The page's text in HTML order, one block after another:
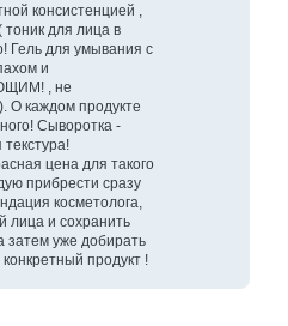
консистенцией ,
для лица в
Гель для умывания с
и
, не
каждом продукте
Сыворотка -
цена для такого
прибрести сразу
косметолога,
лица и сохранить
затем уже добирать
продукт !